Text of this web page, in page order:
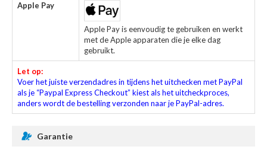
Apple Pay
Apple Pay is eenvoudig te gebruiken en werkt
met de Apple apparaten die je elke dag
gebruikt.
Let op:
Voer het juiste verzendadres in tijdens het uitchecken met PayPal
als je “Paypal Express Checkout” kiest als het uitcheckproces,
anders wordt de bestelling verzonden naar je PayPal-adres.
Garantie